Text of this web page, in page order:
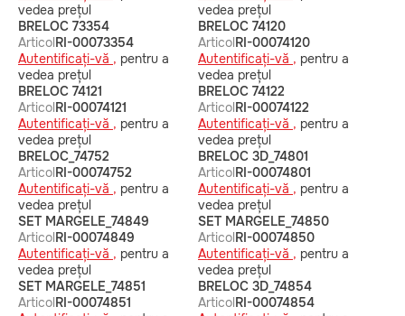
vedea prețul
vedea prețul
BRELOC 73354
ArticolRI-00073354
Autentificați-vă , pentru a
vedea prețul
BRELOC 74120
ArticolRI-00074120
Autentificați-vă , pentru a
vedea prețul
BRELOC 74121
ArticolRI-00074121
Autentificați-vă , pentru a
vedea prețul
BRELOC 74122
ArticolRI-00074122
Autentificați-vă , pentru a
vedea prețul
BRELOC_74752
ArticolRI-00074752
Autentificați-vă , pentru a
vedea prețul
BRELOC 3D_74801
ArticolRI-00074801
Autentificați-vă , pentru a
vedea prețul
SET MARGELE_74849
ArticolRI-00074849
Autentificați-vă , pentru a
vedea prețul
SET MARGELE_74850
ArticolRI-00074850
Autentificați-vă , pentru a
vedea prețul
SET MARGELE_74851
ArticolRI-00074851
BRELOC 3D_74854
ArticolRI-00074854